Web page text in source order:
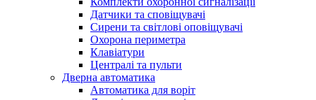
Датчики та сповіщувачі
Сирени та світлові оповіщувачі
Охорона периметра
Клавіатури
Централі та пульти
Дверна автоматика
Автоматика для воріт